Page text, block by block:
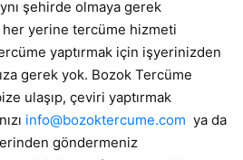
şehirde olmaya gerek
her yerine tercüme hizmeti
yaptırmak için işyerinizden
gerek yok. Bozok Tercüme
ulaşıp, çeviri yaptırmak
info@bozoktercume.com ya da
göndermeniz